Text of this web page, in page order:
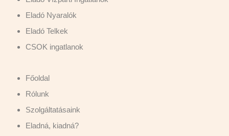
Eladó Nyaralók
Eladó Telkek
CSOK ingatlanok
Főoldal
Rólunk
Szolgáltatásaink
Eladná, kiadná?